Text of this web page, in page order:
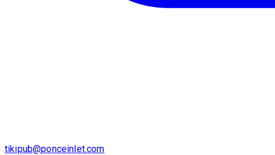
tikipub@ponceinlet.com